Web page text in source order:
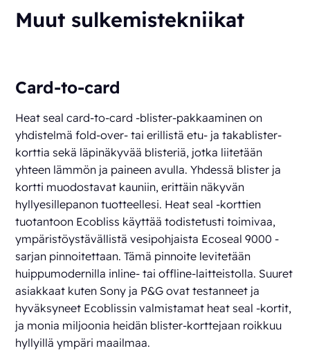
Muut sulkemistekniikat
Card-to-card
Heat seal card-to-card -blister-pakkaaminen on
yhdistelmä fold-over- tai erillistä etu- ja takablister-
korttia sekä läpinäkyvää blisteriä, jotka liitetään
yhteen lämmön ja paineen avulla. Yhdessä blister ja
kortti muodostavat kauniin, erittäin näkyvän
hyllyesillepanon tuotteellesi. Heat seal -korttien
tuotantoon Ecobliss käyttää todistetusti toimivaa,
ympäristöystävällistä vesipohjaista Ecoseal 9000 -
sarjan pinnoitettaan. Tämä pinnoite levitetään
huippumodernilla inline- tai offline-laitteistolla. Suuret
asiakkaat kuten Sony ja P&G ovat testanneet ja
hyväksyneet Ecoblissin valmistamat heat seal -kortit,
ja monia miljoonia heidän blister-korttejaan roikkuu
hyllyillä ympäri maailmaa.